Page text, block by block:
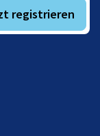
registrieren